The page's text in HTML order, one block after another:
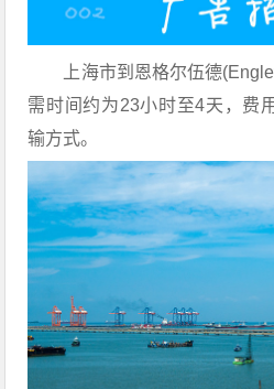
上海市到恩格尔伍德
需时间约为23小时至4天，费
输方式。